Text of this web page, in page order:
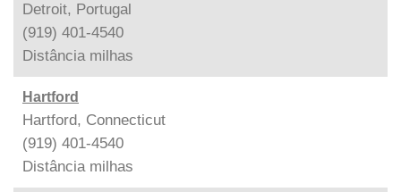
Detroit, Portugal
(919) 401-4540
Distância milhas
Hartford
Hartford, Connecticut
(919) 401-4540
Distância milhas